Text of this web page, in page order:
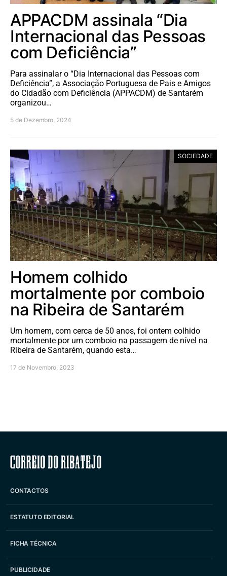
APPACDM assinala “Dia
Internacional das Pessoas
com Deficiência”
Para assinalar o “Dia Internacional das Pessoas com
Deficiência”, a Associação Portuguesa de Pais e Amigos
do Cidadão com Deficiência (APPACDM) de Santarém
organizou…
5 de Dezembro, 2024
SOCIEDADE
Homem colhido
mortalmente por comboio
na Ribeira de Santarém
Um homem, com cerca de 50 anos, foi ontem colhido
mortalmente por um comboio na passagem de nível na
Ribeira de Santarém, quando esta…
17 de Novembro, 2023
Correio do Ribatejo
CONTACTOS
ESTATUTO EDITORIAL
FICHA TÉCNICA
PUBLICIDADE